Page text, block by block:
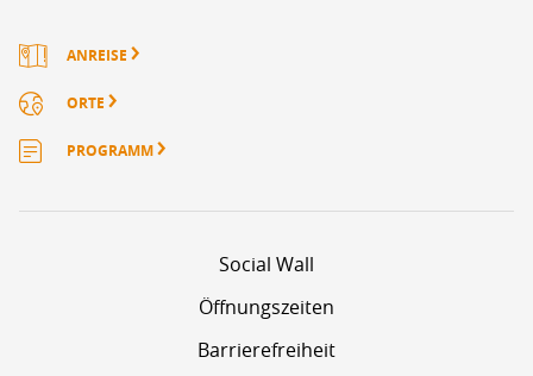
ANREISE
ORTE
PROGRAMM
Social Wall
Öffnungszeiten
Barrierefreiheit